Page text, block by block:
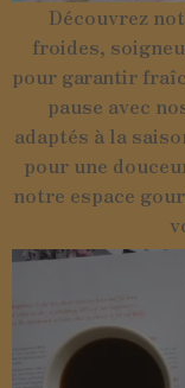
Découvrez
froides,
pour garantir
pause avec
adaptés à la
pour une
notre espace